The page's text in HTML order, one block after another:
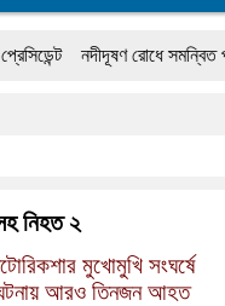
নদীদূষণ রোধে সমন্বিত পদক্ষেপ
নিহত ২
মুখোমুখি সংঘর্ষে
আরও তিনজন আহত